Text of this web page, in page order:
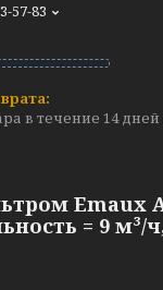
57-83
в течение 14 дней
Emaux
= 9 м³/